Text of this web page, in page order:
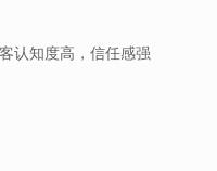
认知度高，信任感强